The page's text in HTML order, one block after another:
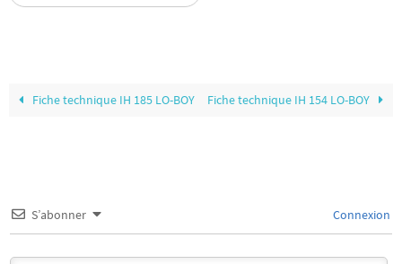
Fiche technique IH 185 LO-BOY Fiche technique IH 154 LO-BOY
S’abonner Connexion